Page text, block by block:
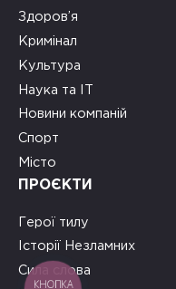
Здоров’я
Кримінал
Культура
Наука та ІТ
Новини компаній
Спорт
Місто
ПРОЄКТИ
Герої тилу
Історії Незламних
Сила слова
КНОПКА